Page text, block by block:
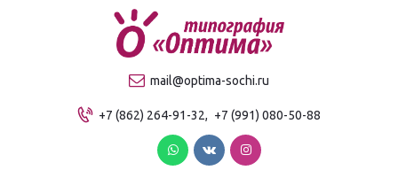
mail@optima-sochi.ru
+7 (862) 264-91-32, +7 (991) 080-50-88
Качественная типография в Сочи
О компании
Продукция
Услуги
Прайс-лист
Для клиентов